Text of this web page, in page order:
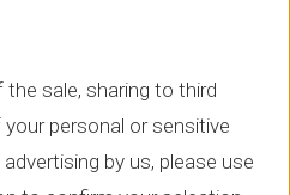
sale, sharing to third
personal or sensitive
by us, please use